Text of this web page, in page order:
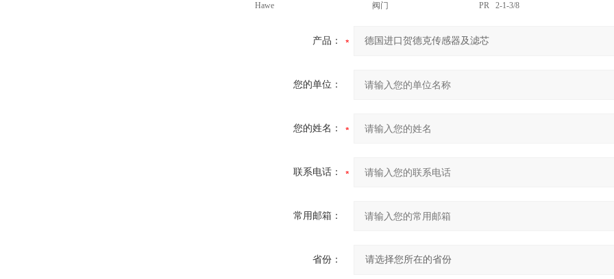
Hawe
阀门 PR 2-1-3/8
产品：
您的单位：
您的姓名：
联系电话：
常用邮箱：
省份：